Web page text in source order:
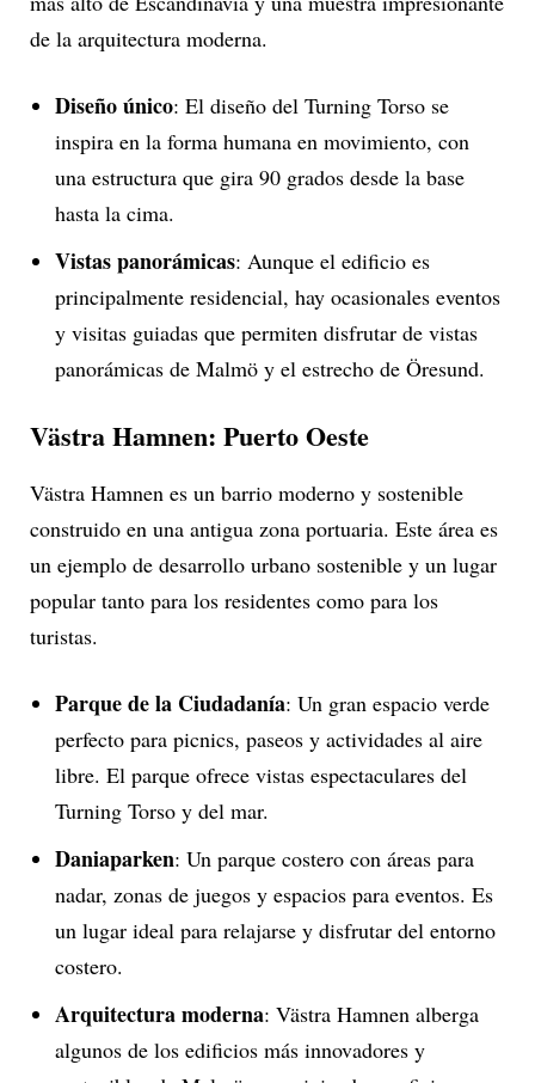
de la arquitectura moderna.
Diseño único: El diseño del Turning Torso se
inspira en la forma humana en movimiento, con
una estructura que gira 90 grados desde la base
hasta la cima.
Vistas panorámicas: Aunque el edificio es
principalmente residencial, hay ocasionales eventos
y visitas guiadas que permiten disfrutar de vistas
panorámicas de Malmö y el estrecho de Öresund.
Västra Hamnen: Puerto Oeste
Västra Hamnen es un barrio moderno y sostenible
construido en una antigua zona portuaria. Este área es
un ejemplo de desarrollo urbano sostenible y un lugar
popular tanto para los residentes como para los
turistas.
Parque de la Ciudadanía: Un gran espacio verde
perfecto para picnics, paseos y actividades al aire
libre. El parque ofrece vistas espectaculares del
Turning Torso y del mar.
Daniaparken: Un parque costero con áreas para
nadar, zonas de juegos y espacios para eventos. Es
un lugar ideal para relajarse y disfrutar del entorno
costero.
Arquitectura moderna: Västra Hamnen alberga
algunos de los edificios más innovadores y